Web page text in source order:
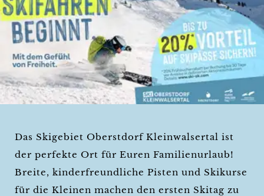
Das Skigebiet Oberstdorf Kleinwalsertal ist
der perfekte Ort für Euren Familienurlaub!
Breite, kinderfreundliche Pisten und Skikurse
für die Kleinen machen den ersten Skitag zu